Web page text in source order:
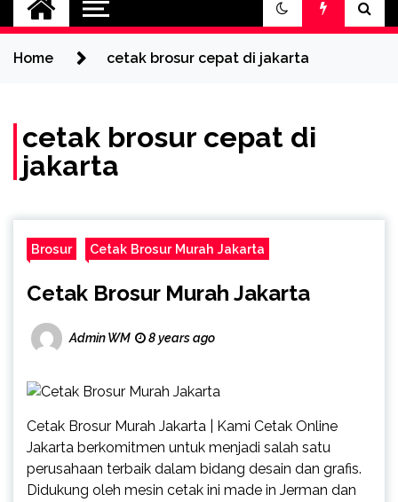
DMG Printing
Home cetak brosur cepat di jakarta
cetak brosur cepat di
jakarta
Brosur Cetak Brosur Murah Jakarta
Cetak Brosur Murah Jakarta
Admin WM 8 years ago
Cetak Brosur Murah Jakarta | Kami Cetak Online
Jakarta berkomitmen untuk menjadi salah satu
perusahaan terbaik dalam bidang desain dan grafis.
Didukung oleh mesin cetak ini made in Jerman dan